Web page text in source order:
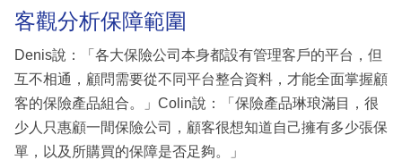
客觀分析保障範圍
Denis說：「各大保險公司本身都設有管理客戶的平台，但
互不相通，顧問需要從不同平台整合資料，才能全面掌握顧
客的保險產品組合。」Colin說：「保險產品琳琅滿目，很
少人只惠顧一間保險公司，顧客很想知道自己擁有多少張保
單，以及所購買的保障是否足夠。」